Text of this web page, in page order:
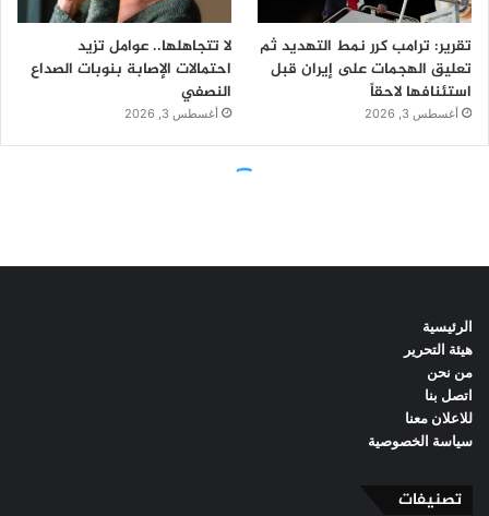
الرئيسية
هيئة التحرير
من نحن
اتصل بنا
للاعلان معنا
سياسة الخصوصية
تصنيفات